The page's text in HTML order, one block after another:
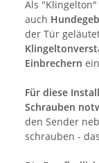
Als
auch
der Tür
Einbrechern
Für diese
Schrauben
den Sender
schrauben -